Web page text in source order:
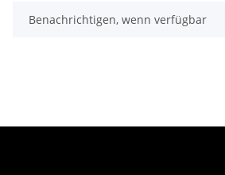
Benachrichtigen, wenn verfügbar